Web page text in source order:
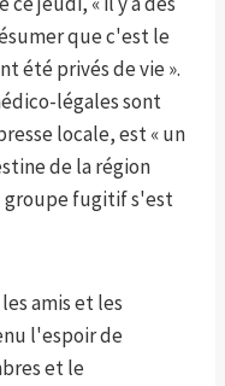
que c'est le
été privés de vie ».
légales sont
locale, est « un
de la région
groupe fugitif s'est
amis et les
l'espoir de
et le